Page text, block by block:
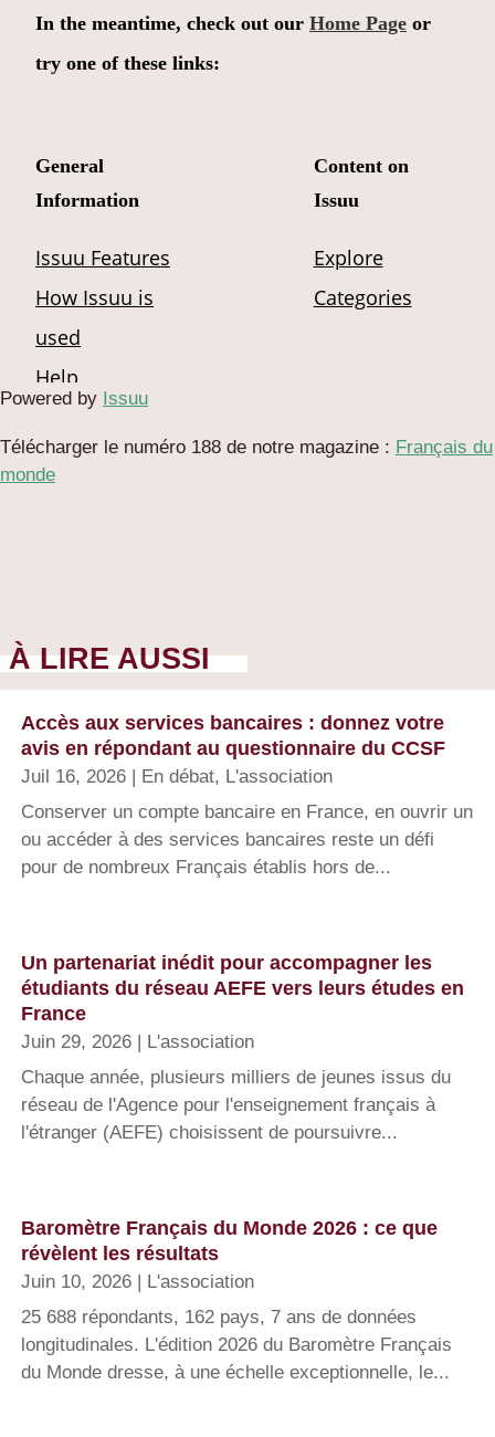
Powered by Issuu
Télécharger le numéro 188 de notre magazine : Français du
monde
À LIRE AUSSI
Accès aux services bancaires : donnez votre
avis en répondant au questionnaire du CCSF
Juil 16, 2026 En débat, L'association
Conserver un compte bancaire en France, en ouvrir un
ou accéder à des services bancaires reste un défi
pour de nombreux Français établis hors de...
Un partenariat inédit pour accompagner les
étudiants du réseau AEFE vers leurs études en
France
Juin 29, 2026
L'association
Chaque année, plusieurs milliers de jeunes issus du
réseau de l'Agence pour l'enseignement français à
l'étranger (AEFE) choisissent de poursuivre...
Baromètre Français du Monde 2026 : ce que
révèlent les résultats
Juin 10, 2026
L'association
25 688 répondants, 162 pays, 7 ans de données
longitudinales. L'édition 2026 du Baromètre Français
du Monde dresse, à une échelle exceptionnelle, le...